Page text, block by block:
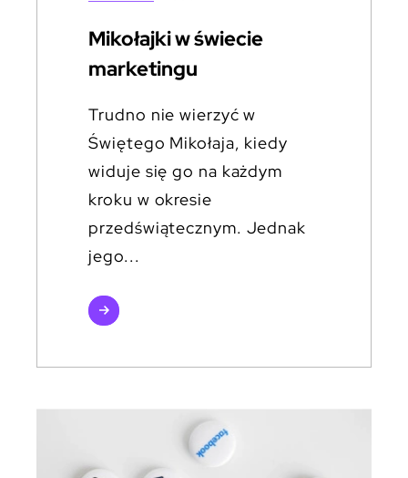
Mikołajki w świecie
marketingu
Trudno nie wierzyć w
Świętego Mikołaja, kiedy
widuje się go na każdym
kroku w okresie
przedświątecznym. Jednak
jego...
czytaj
więcej